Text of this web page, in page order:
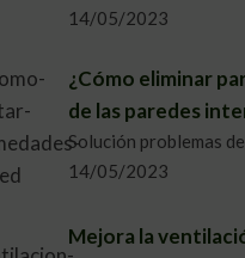
14/05/2023
¿Cómo eliminar
de las paredes
Solución problemas
14/05/2023
Mejora la